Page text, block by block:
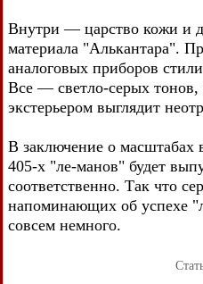
Внутри — царство кожи и
материала "Алькантара".
аналоговых приборов
Все — светло-серых тонов,
экстерьером выглядит
В заключение о масштабах
405-х "ле-манов" будет
соответственно. Так что
напоминающих об успехе
совсем немного.